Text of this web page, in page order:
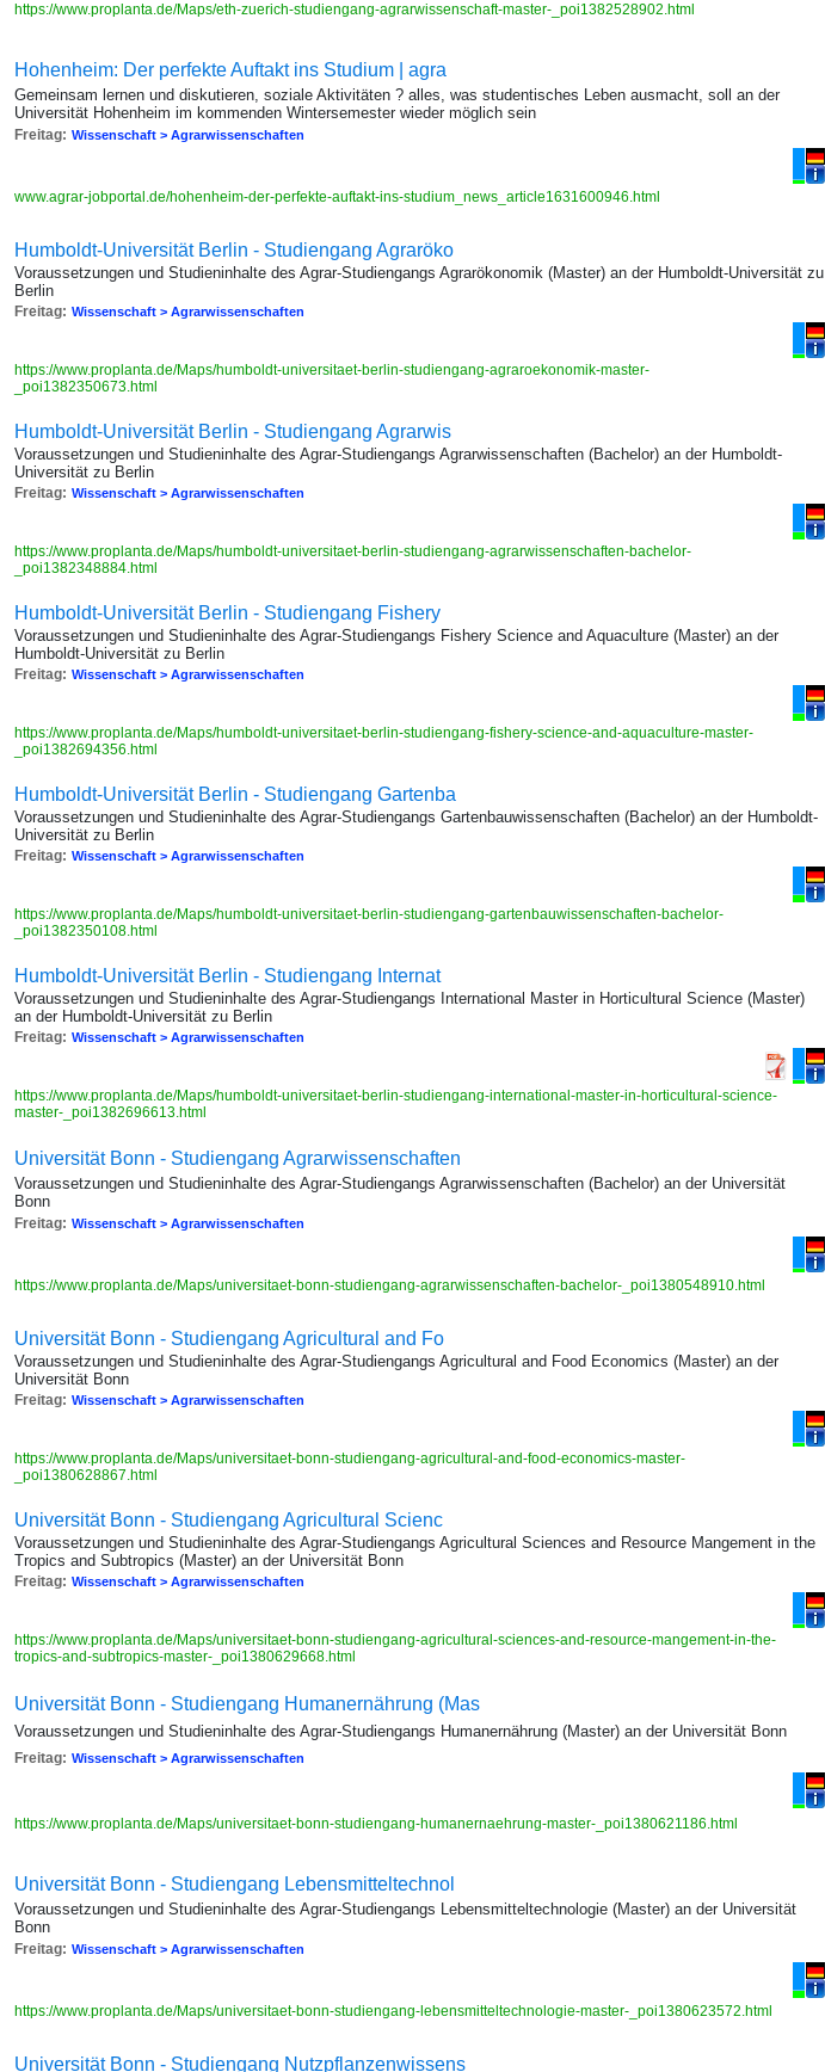
https://www.proplanta.de/Maps/eth-zuerich-studiengang-agrarwissenschaft-master-_poi1382528902.html
Hohenheim: Der perfekte Auftakt ins Studium | agra
Gemeinsam lernen und diskutieren, soziale Aktivitäten ? alles, was studentisches Leben ausmacht, soll an der
Universität Hohenheim im kommenden Wintersemester wieder möglich sein
Freitag: Wissenschaft > Agrarwissenschaften
www.agrar-jobportal.de/hohenheim-der-perfekte-auftakt-ins-studium_news_article1631600946.html
Humboldt-Universität Berlin - Studiengang Agraröko
Voraussetzungen und Studieninhalte des Agrar-Studiengangs Agrarökonomik (Master) an der Humboldt-Universität zu
Berlin
Freitag: Wissenschaft > Agrarwissenschaften
https://www.proplanta.de/Maps/humboldt-universitaet-berlin-studiengang-agraroekonomik-master-
_poi1382350673.html
Humboldt-Universität Berlin - Studiengang Agrarwis
Voraussetzungen und Studieninhalte des Agrar-Studiengangs Agrarwissenschaften (Bachelor) an der Humboldt-
Universität zu Berlin
Freitag: Wissenschaft > Agrarwissenschaften
https://www.proplanta.de/Maps/humboldt-universitaet-berlin-studiengang-agrarwissenschaften-bachelor-
_poi1382348884.html
Humboldt-Universität Berlin - Studiengang Fishery
Voraussetzungen und Studieninhalte des Agrar-Studiengangs Fishery Science and Aquaculture (Master) an der
Humboldt-Universität zu Berlin
Freitag: Wissenschaft > Agrarwissenschaften
https://www.proplanta.de/Maps/humboldt-universitaet-berlin-studiengang-fishery-science-and-aquaculture-master-
_poi1382694356.html
Humboldt-Universität Berlin - Studiengang Gartenba
Voraussetzungen und Studieninhalte des Agrar-Studiengangs Gartenbauwissenschaften (Bachelor) an der Humboldt-
Universität zu Berlin
Freitag: Wissenschaft > Agrarwissenschaften
https://www.proplanta.de/Maps/humboldt-universitaet-berlin-studiengang-gartenbauwissenschaften-bachelor-
_poi1382350108.html
Humboldt-Universität Berlin - Studiengang Internat
Voraussetzungen und Studieninhalte des Agrar-Studiengangs International Master in Horticultural Science (Master)
an der Humboldt-Universität zu Berlin
Freitag: Wissenschaft > Agrarwissenschaften
https://www.proplanta.de/Maps/humboldt-universitaet-berlin-studiengang-international-master-in-horticultural-science-
master-_poi1382696613.html
Universität Bonn - Studiengang Agrarwissenschaften
Voraussetzungen und Studieninhalte des Agrar-Studiengangs Agrarwissenschaften (Bachelor) an der Universität
Bonn
Freitag: Wissenschaft > Agrarwissenschaften
https://www.proplanta.de/Maps/universitaet-bonn-studiengang-agrarwissenschaften-bachelor-_poi1380548910.html
Universität Bonn - Studiengang Agricultural and Fo
Voraussetzungen und Studieninhalte des Agrar-Studiengangs Agricultural and Food Economics (Master) an der
Universität Bonn
Freitag: Wissenschaft > Agrarwissenschaften
https://www.proplanta.de/Maps/universitaet-bonn-studiengang-agricultural-and-food-economics-master-
_poi1380628867.html
Universität Bonn - Studiengang Agricultural Scienc
Voraussetzungen und Studieninhalte des Agrar-Studiengangs Agricultural Sciences and Resource Mangement in the
Tropics and Subtropics (Master) an der Universität Bonn
Freitag: Wissenschaft > Agrarwissenschaften
https://www.proplanta.de/Maps/universitaet-bonn-studiengang-agricultural-sciences-and-resource-mangement-in-the-
tropics-and-subtropics-master-_poi1380629668.html
Universität Bonn - Studiengang Humanernährung (Mas
Voraussetzungen und Studieninhalte des Agrar-Studiengangs Humanernährung (Master) an der Universität Bonn
Freitag: Wissenschaft > Agrarwissenschaften
https://www.proplanta.de/Maps/universitaet-bonn-studiengang-humanernaehrung-master-_poi1380621186.html
Universität Bonn - Studiengang Lebensmitteltechnol
Voraussetzungen und Studieninhalte des Agrar-Studiengangs Lebensmitteltechnologie (Master) an der Universität
Bonn
Freitag: Wissenschaft > Agrarwissenschaften
https://www.proplanta.de/Maps/universitaet-bonn-studiengang-lebensmitteltechnologie-master-_poi1380623572.html
Universität Bonn - Studiengang Nutzpflanzenwissens